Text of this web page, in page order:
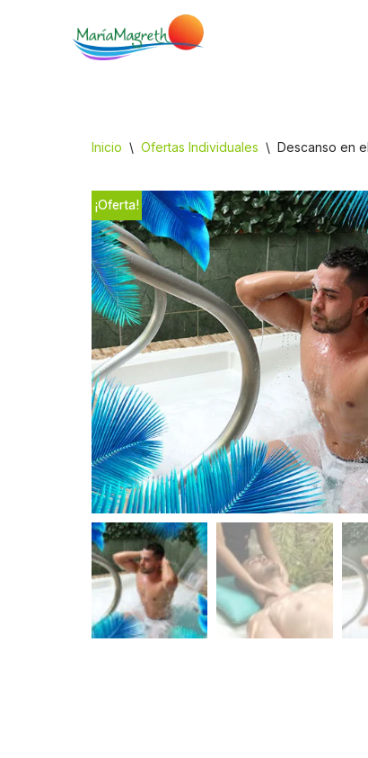
Inicio \ Ofertas Individuales \ Descanso en
¡Oferta!